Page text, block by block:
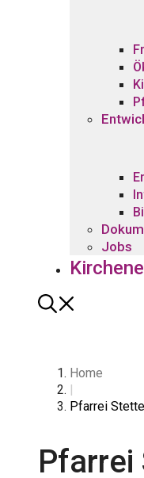
Jobs
Home
|
Pfarrei
Pfarrei